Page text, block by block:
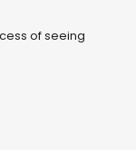
of seeing